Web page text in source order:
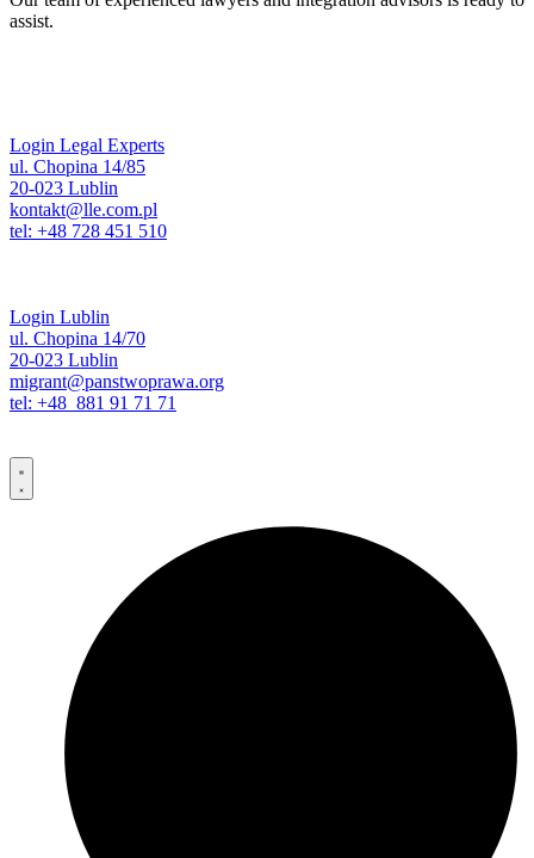
assist.
Login Legal Experts
ul. Chopina 14/85
20-023 Lublin
kontakt@lle.com.pl
tel: +48 728 451 510
Login Lublin
ul. Chopina 14/70
20-023 Lublin
migrant@panstwoprawa.org
tel: +48 881 91 71 71